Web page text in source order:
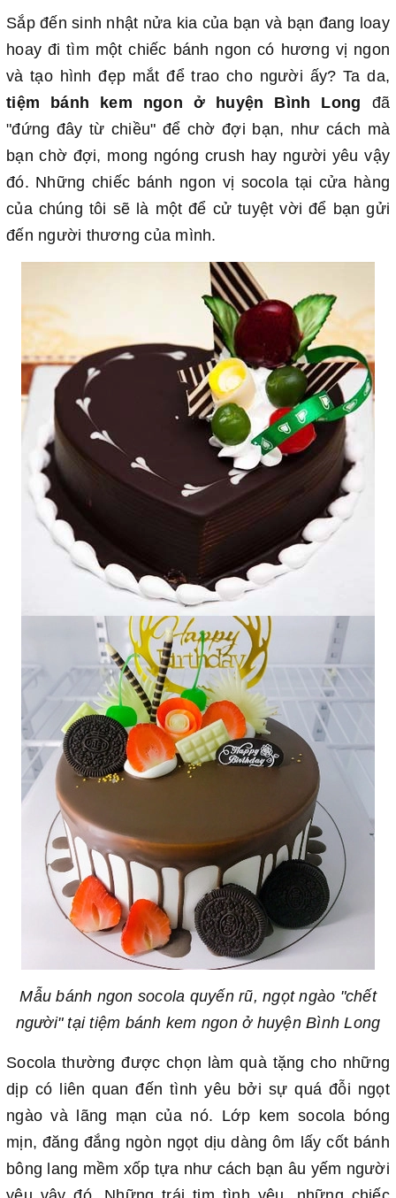
Sắp đến sinh nhật nửa kia của bạn và bạn đang loay
hoay đi tìm một chiếc bánh ngon có hương vị ngon
và tạo hình đẹp mắt để trao cho người ấy? Ta da,
tiệm bánh kem ngon ở huyện Bình Long đã
"đứng đây từ chiều" để chờ đợi bạn, như cách mà
bạn chờ đợi, mong ngóng crush hay người yêu vậy
đó. Những chiếc bánh ngon vị socola tại cửa hàng
của chúng tôi sẽ là một để cử tuyệt vời để bạn gửi
đến người thương của mình.
Mẫu bánh ngon socola quyến rũ, ngọt ngào "chết
người" tại tiệm bánh kem ngon ở huyện Bình Long
Socola thường được chọn làm quà tặng cho những
dịp có liên quan đến tình yêu bởi sự quá đỗi ngọt
ngào và lãng mạn của nó. Lớp kem socola bóng
mịn, đăng đắng ngòn ngọt dịu dàng ôm lấy cốt bánh
bông lang mềm xốp tựa như cách bạn âu yếm người